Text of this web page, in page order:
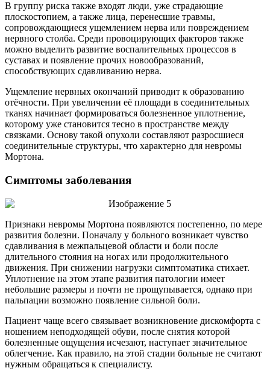
В группу риска также входят люди, уже страдающие
плоскостопием, а также лица, перенесшие травмы,
сопровождающиеся ущемлением нерва или повреждением
нервного столба. Среди провоцирующих факторов также
можно выделить развитие воспалительных процессов в
суставах и появление прочих новообразований,
способствующих сдавливанию нерва.
Ущемление нервных окончаний приводит к образованию
отёчности. При увеличении её площади в соединительных
тканях начинает формироваться болезненное уплотнение,
которому уже становится тесно в пространстве между
связками. Основу такой опухоли составляют разросшиеся
соединительные структуры, что характерно для невромы
Мортона.
Симптомы заболевания
Признаки невромы Мортона появляются постепенно, по мере
развития болезни. Поначалу у больного возникает чувство
сдавливания в межпальцевой области и боли после
длительного стояния на ногах или продолжительного
движения. При снижении нагрузки симптоматика стихает.
Уплотнение на этом этапе развития патологии имеет
небольшие размеры и почти не прощупывается, однако при
пальпации возможно появление сильной боли.
Пациент чаще всего связывает возникновение дискомфорта с
ношением неподходящей обуви, после снятия которой
болезненные ощущения исчезают, наступает значительное
облегчение. Как правило, на этой стадии больные не считают
нужным обращаться к специалисту.